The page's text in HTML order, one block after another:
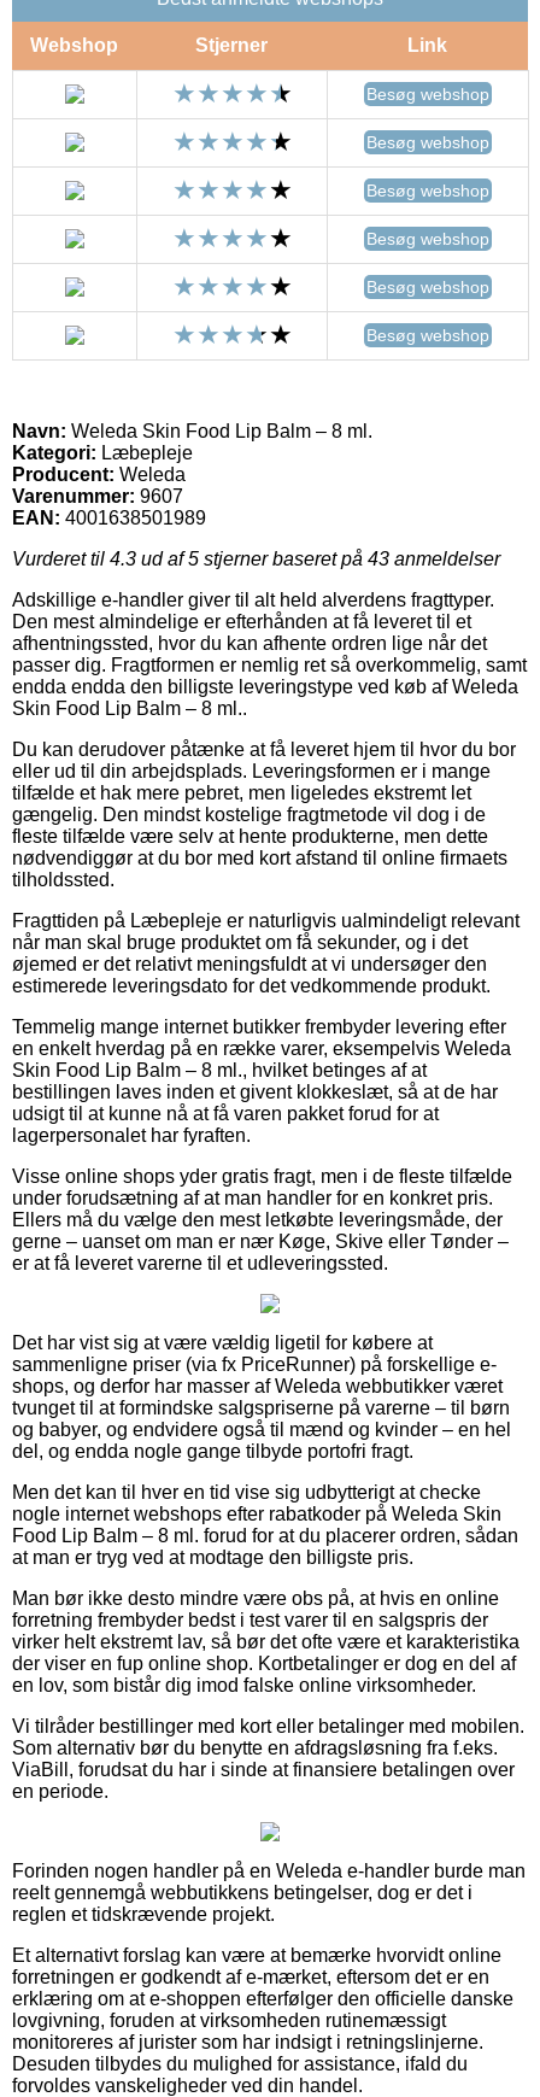
Webshop Stjerner Link
Besøg webshop
Besøg webshop
Besøg webshop
Besøg webshop
Besøg webshop
Besøg webshop
Navn: Weleda Skin Food Lip Balm – 8 ml.
Kategori: Læbepleje
Producent: Weleda
Varenummer: 9607
EAN: 4001638501989
Vurderet til 4.3 ud af 5 stjerner baseret på 43 anmeldelser
Adskillige e-handler giver til alt held alverdens fragttyper.
Den mest almindelige er efterhånden at få leveret til et
afhentningssted, hvor du kan afhente ordren lige når det
passer dig. Fragtformen er nemlig ret så overkommelig, samt
endda endda den billigste leveringstype ved køb af Weleda
Skin Food Lip Balm – 8 ml..
Du kan derudover påtænke at få leveret hjem til hvor du bor
eller ud til din arbejdsplads. Leveringsformen er i mange
tilfælde et hak mere pebret, men ligeledes ekstremt let
gængelig. Den mindst kostelige fragtmetode vil dog i de
fleste tilfælde være selv at hente produkterne, men dette
nødvendiggør at du bor med kort afstand til online firmaets
tilholdssted.
Fragttiden på Læbepleje er naturligvis ualmindeligt relevant
når man skal bruge produktet om få sekunder, og i det
øjemed er det relativt meningsfuldt at vi undersøger den
estimerede leveringsdato for det vedkommende produkt.
Temmelig mange internet butikker frembyder levering efter
en enkelt hverdag på en række varer, eksempelvis Weleda
Skin Food Lip Balm – 8 ml., hvilket betinges af at
bestillingen laves inden et givent klokkeslæt, så at de har
udsigt til at kunne nå at få varen pakket forud for at
lagerpersonalet har fyraften.
Visse online shops yder gratis fragt, men i de fleste tilfælde
under forudsætning af at man handler for en konkret pris.
Ellers må du vælge den mest letkøbte leveringsmåde, der
gerne – uanset om man er nær Køge, Skive eller Tønder –
er at få leveret varerne til et udleveringssted.
Det har vist sig at være vældig ligetil for købere at
sammenligne priser (via fx PriceRunner) på forskellige e-
shops, og derfor har masser af Weleda webbutikker været
tvunget til at formindske salgspriserne på varerne – til børn
og babyer, og endvidere også til mænd og kvinder – en hel
del, og endda nogle gange tilbyde portofri fragt.
Men det kan til hver en tid vise sig udbytterigt at checke
nogle internet webshops efter rabatkoder på Weleda Skin
Food Lip Balm – 8 ml. forud for at du placerer ordren, sådan
at man er tryg ved at modtage den billigste pris.
Man bør ikke desto mindre være obs på, at hvis en online
forretning frembyder bedst i test varer til en salgspris der
virker helt ekstremt lav, så bør det ofte være et karakteristika
der viser en fup online shop. Kortbetalinger er dog en del af
en lov, som bistår dig imod falske online virksomheder.
Vi tilråder bestillinger med kort eller betalinger med mobilen.
Som alternativ bør du benytte en afdragsløsning fra f.eks.
ViaBill, forudsat du har i sinde at finansiere betalingen over
en periode.
Forinden nogen handler på en Weleda e-handler burde man
reelt gennemgå webbutikkens betingelser, dog er det i
reglen et tidskrævende projekt.
Et alternativt forslag kan være at bemærke hvorvidt online
forretningen er godkendt af e-mærket, eftersom det er en
erklæring om at e-shoppen efterfølger den officielle danske
lovgivning, foruden at virksomheden rutinemæssigt
monitoreres af jurister som har indsigt i retningslinjerne.
Desuden tilbydes du mulighed for assistance, ifald du
forvoldes vanskeligheder ved din handel.